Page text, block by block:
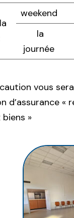
weekend
la
journée
vous
d’assurance «
»